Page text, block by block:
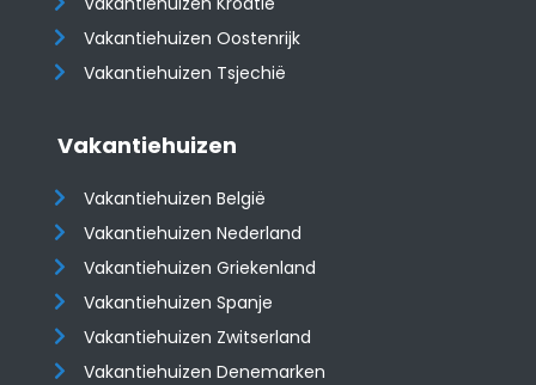
​​​​​​​Vakantiehuizen Oostenrijk
Vakantiehuizen Tsjechië
Vakantiehuizen
Vakantiehuizen België
Vakantiehuizen Nederland
Vakantiehuizen Griekenland
Vakantiehuizen Spanje
​​​​​​​Vakantiehuizen Zwitserland
Vakantiehuizen Denemarken